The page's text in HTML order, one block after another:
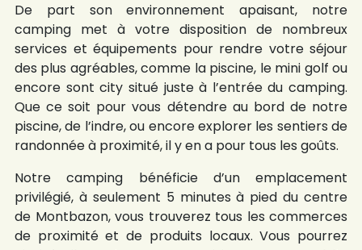
De part son environnement apaisant, notre
camping met à votre disposition de nombreux
services et équipements pour rendre votre séjour
des plus agréables, comme la piscine, le mini golf ou
encore sont city situé juste à l’entrée du camping.
Que ce soit pour vous détendre au bord de notre
piscine, de l’indre, ou encore explorer les sentiers de
randonnée à proximité, il y en a pour tous les goûts.
Notre camping bénéficie d’un emplacement
privilégié, à seulement 5 minutes à pied du centre
de Montbazon, vous trouverez tous les commerces
de proximité et de produits locaux. Vous pourrez